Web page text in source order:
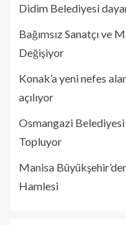
Didim Belediyesi
Bağımsız Sanatçı ve
Değişiyor
Konak’a yeni nefes
açılıyor
Osmangazi
Topluyor
Manisa
Hamlesi